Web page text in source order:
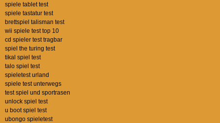
spiele tablet test
spiele tastatur test
brettspiel talisman test
wii spiele test top 10
cd spieler test tragbar
spiel the turing test
tikal spiel test
talo spiel test
spieletest urland
spiele test unterwegs
test spiel und sportrasen
unlock spiel test
u boot spiel test
ubongo spieletest